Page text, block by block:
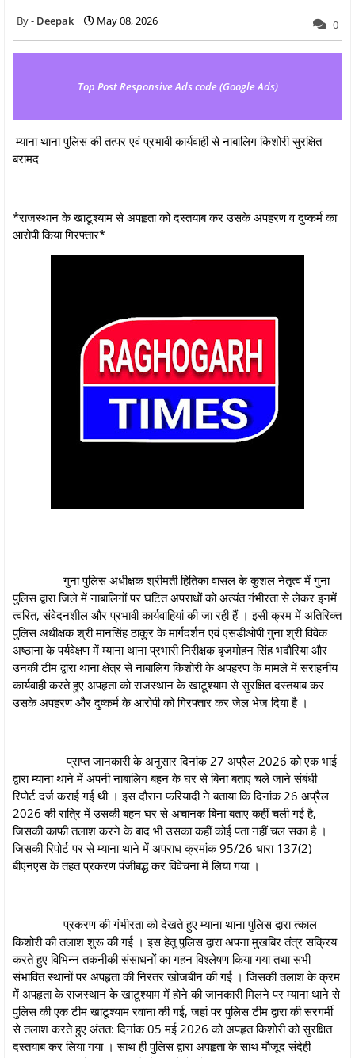
Deepak May 08, 2026 0
Top Post Responsive Ads code (Google Ads)
म्याना थाना पुलिस की तत्पर एवं प्रभावी कार्यवाही से नाबालिग किशोरी सुरक्षित
बरामद
*राजस्थान के खाटूश्याम से अपहृता को दस्तयाब कर उसके अपहरण व दुष्कर्म का
आरोपी किया गिरफ्तार*
गुना पुलिस अधीक्षक श्रीमती हितिका वासल के कुशल नेतृत्व में गुना
पुलिस द्वारा जिले में नाबालिगों पर घटित अपराधों को अत्यंत गंभीरता से लेकर इनमें
त्वरित, संवेदनशील और प्रभावी कार्यवाहियां की जा रही हैं । इसी क्रम में अतिरिक्त
पुलिस अधीक्षक श्री मानसिंह ठाकुर के मार्गदर्शन एवं एसडीओपी गुना श्री विवेक
अष्ठाना के पर्यवेक्षण में म्याना थाना प्रभारी निरीक्षक बृजमोहन सिंह भदौरिया और
उनकी टीम द्वारा थाना क्षेत्र से नाबालिग किशोरी के अपहरण के मामले में सराहनीय
कार्यवाही करते हुए अपहृता को राजस्थान के खाटूश्याम से सुरक्षित दस्तयाब कर
उसके अपहरण और दुष्कर्म के आरोपी को गिरफ्तार कर जेल भेज दिया है ।
प्राप्त जानकारी के अनुसार दिनांक 27 अप्रैल 2026 को एक भाई
द्वारा म्याना थाने में अपनी नाबालिग बहन के घर से बिना बताए चले जाने संबंधी
रिपोर्ट दर्ज कराई गई थी । इस दौरान फरियादी ने बताया कि दिनांक 26 अप्रैल
2026 की रात्रि में उसकी बहन घर से अचानक बिना बताए कहीं चली गई है,
जिसकी काफी तलाश करने के बाद भी उसका कहीं कोई पता नहीं चल सका है ।
जिसकी रिपोर्ट पर से म्याना थाने में अपराध क्रमांक 95/26 धारा 137(2)
बीएनएस के तहत प्रकरण पंजीबद्ध कर विवेचना में लिया गया ।
प्रकरण की गंभीरता को देखते हुए म्याना थाना पुलिस द्वारा त्काल
किशोरी की तलाश शुरू की गई । इस हेतु पुलिस द्वारा अपना मुखबिर तंत्र सक्रिय
करते हुए विभिन्न तकनीकी संसाधनों का गहन विश्लेषण किया गया तथा सभी
संभावित स्थानों पर अपहृता की निरंतर खोजबीन की गई । जिसकी तलाश के क्रम
में अपहृता के राजस्थान के खाटूश्याम में होने की जानकारी मिलने पर म्याना थाने से
पुलिस की एक टीम खाटूश्याम रवाना की गई, जहां पर पुलिस टीम द्वारा की सरगर्मी
से तलाश करते हुए अंतत: दिनांक 05 मई 2026 को अपहृत किशोरी को सुरक्षित
दस्तयाब कर लिया गया । साथ ही पुलिस द्वारा अपहृता के साथ मौजूद संदेही